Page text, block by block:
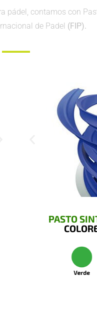
pádel, contamos con
de Padel (FIP).
PASTO